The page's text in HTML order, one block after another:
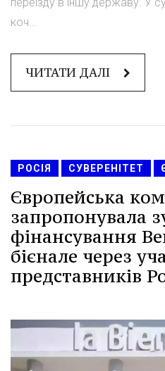
переїзду в іншу державу. У
коч...
ЧИТАТИ ДАЛІ
РОСІЯ СУВЕРЕНІТЕТ
Європейська
запропонувала
фінансування
бієнале через
представників